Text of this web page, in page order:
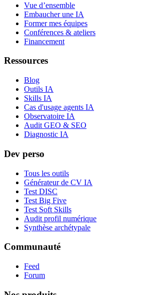
Vue d’ensemble
Embaucher une IA
Former mes équipes
Conférences & ateliers
Financement
Ressources
Blog
Outils IA
Skills IA
Cas d'usage agents IA
Observatoire IA
Audit GEO & SEO
Diagnostic IA
Dev perso
Tous les outils
Générateur de CV IA
Test DISC
Test Big Five
Test Soft Skills
Audit profil numérique
Synthèse archétypale
Communauté
Feed
Forum